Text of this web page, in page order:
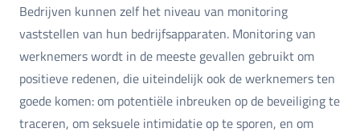
Bedrijven kunnen zelf het niveau van monitoring
vaststellen van hun bedrijfsapparaten. Monitoring van
werknemers wordt in de meeste gevallen gebruikt om
positieve redenen, die uiteindelijk ook de werknemers ten
goede komen: om potentiële inbreuken op de beveiliging te
traceren, om seksuele intimidatie op te sporen, en om